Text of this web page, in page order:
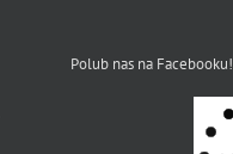
Polub nas na Facebooku!